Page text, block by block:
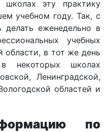
школах эту практику
учебном году. Так, с
делать еженедельно в
учебных
области, в тот же день
некоторых школах
Ленинградской,
областей и
по